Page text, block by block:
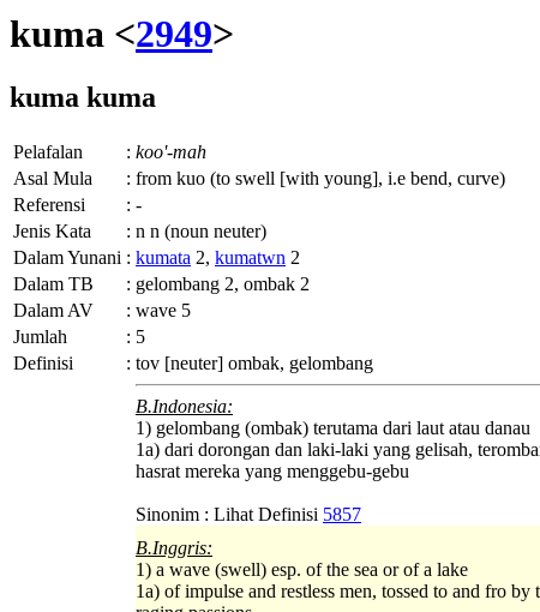
kuma <2949>
kuma kuma
Pelafalan : koo'-mah
Asal Mula
: from kuo (to swell [with young], i.e bend, curve)
Referensi
: -
Jenis Kata
: n n (noun neuter)
Dalam Yunani : kumata 2, kumatwn 2
Dalam TB
: gelombang 2, ombak 2
Dalam AV
: wave 5
Jumlah
: 5
Definisi
: tov [neuter] ombak, gelombang
B.Indonesia:
1) gelombang (ombak) terutama dari laut atau danau
1a) dari dorongan dan laki-laki yang gelisah,
hasrat mereka yang menggebu-gebu
Sinonim : Lihat Definisi 5857
B.Inggris:
1) a wave (swell) esp. of the sea or of a lake
1a) of impulse and restless men, tossed to and fro by